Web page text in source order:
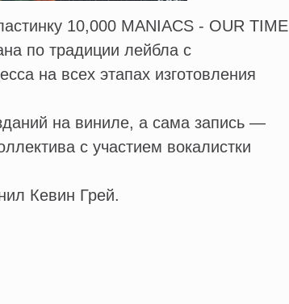
10,000 MANIACS - OUR TIME
по традиции лейбла с
на всех этапах изготовления
на виниле, а сама запись —
с участием вокалистки
Кевин Грей.